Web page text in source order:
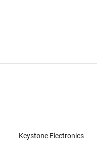
Keystone Electronics